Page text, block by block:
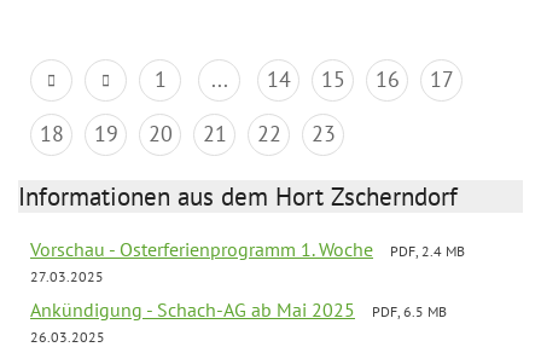
1 ... 14 15 16
17
18
19 20 21 22 23
Informationen aus dem Hort Zscherndorf
Vorschau - Osterferienprogramm 1. Woche
PDF, 2.4 MB
27.03.2025
Ankündigung - Schach-AG ab Mai 2025
PDF, 6.5 MB
26.03.2025